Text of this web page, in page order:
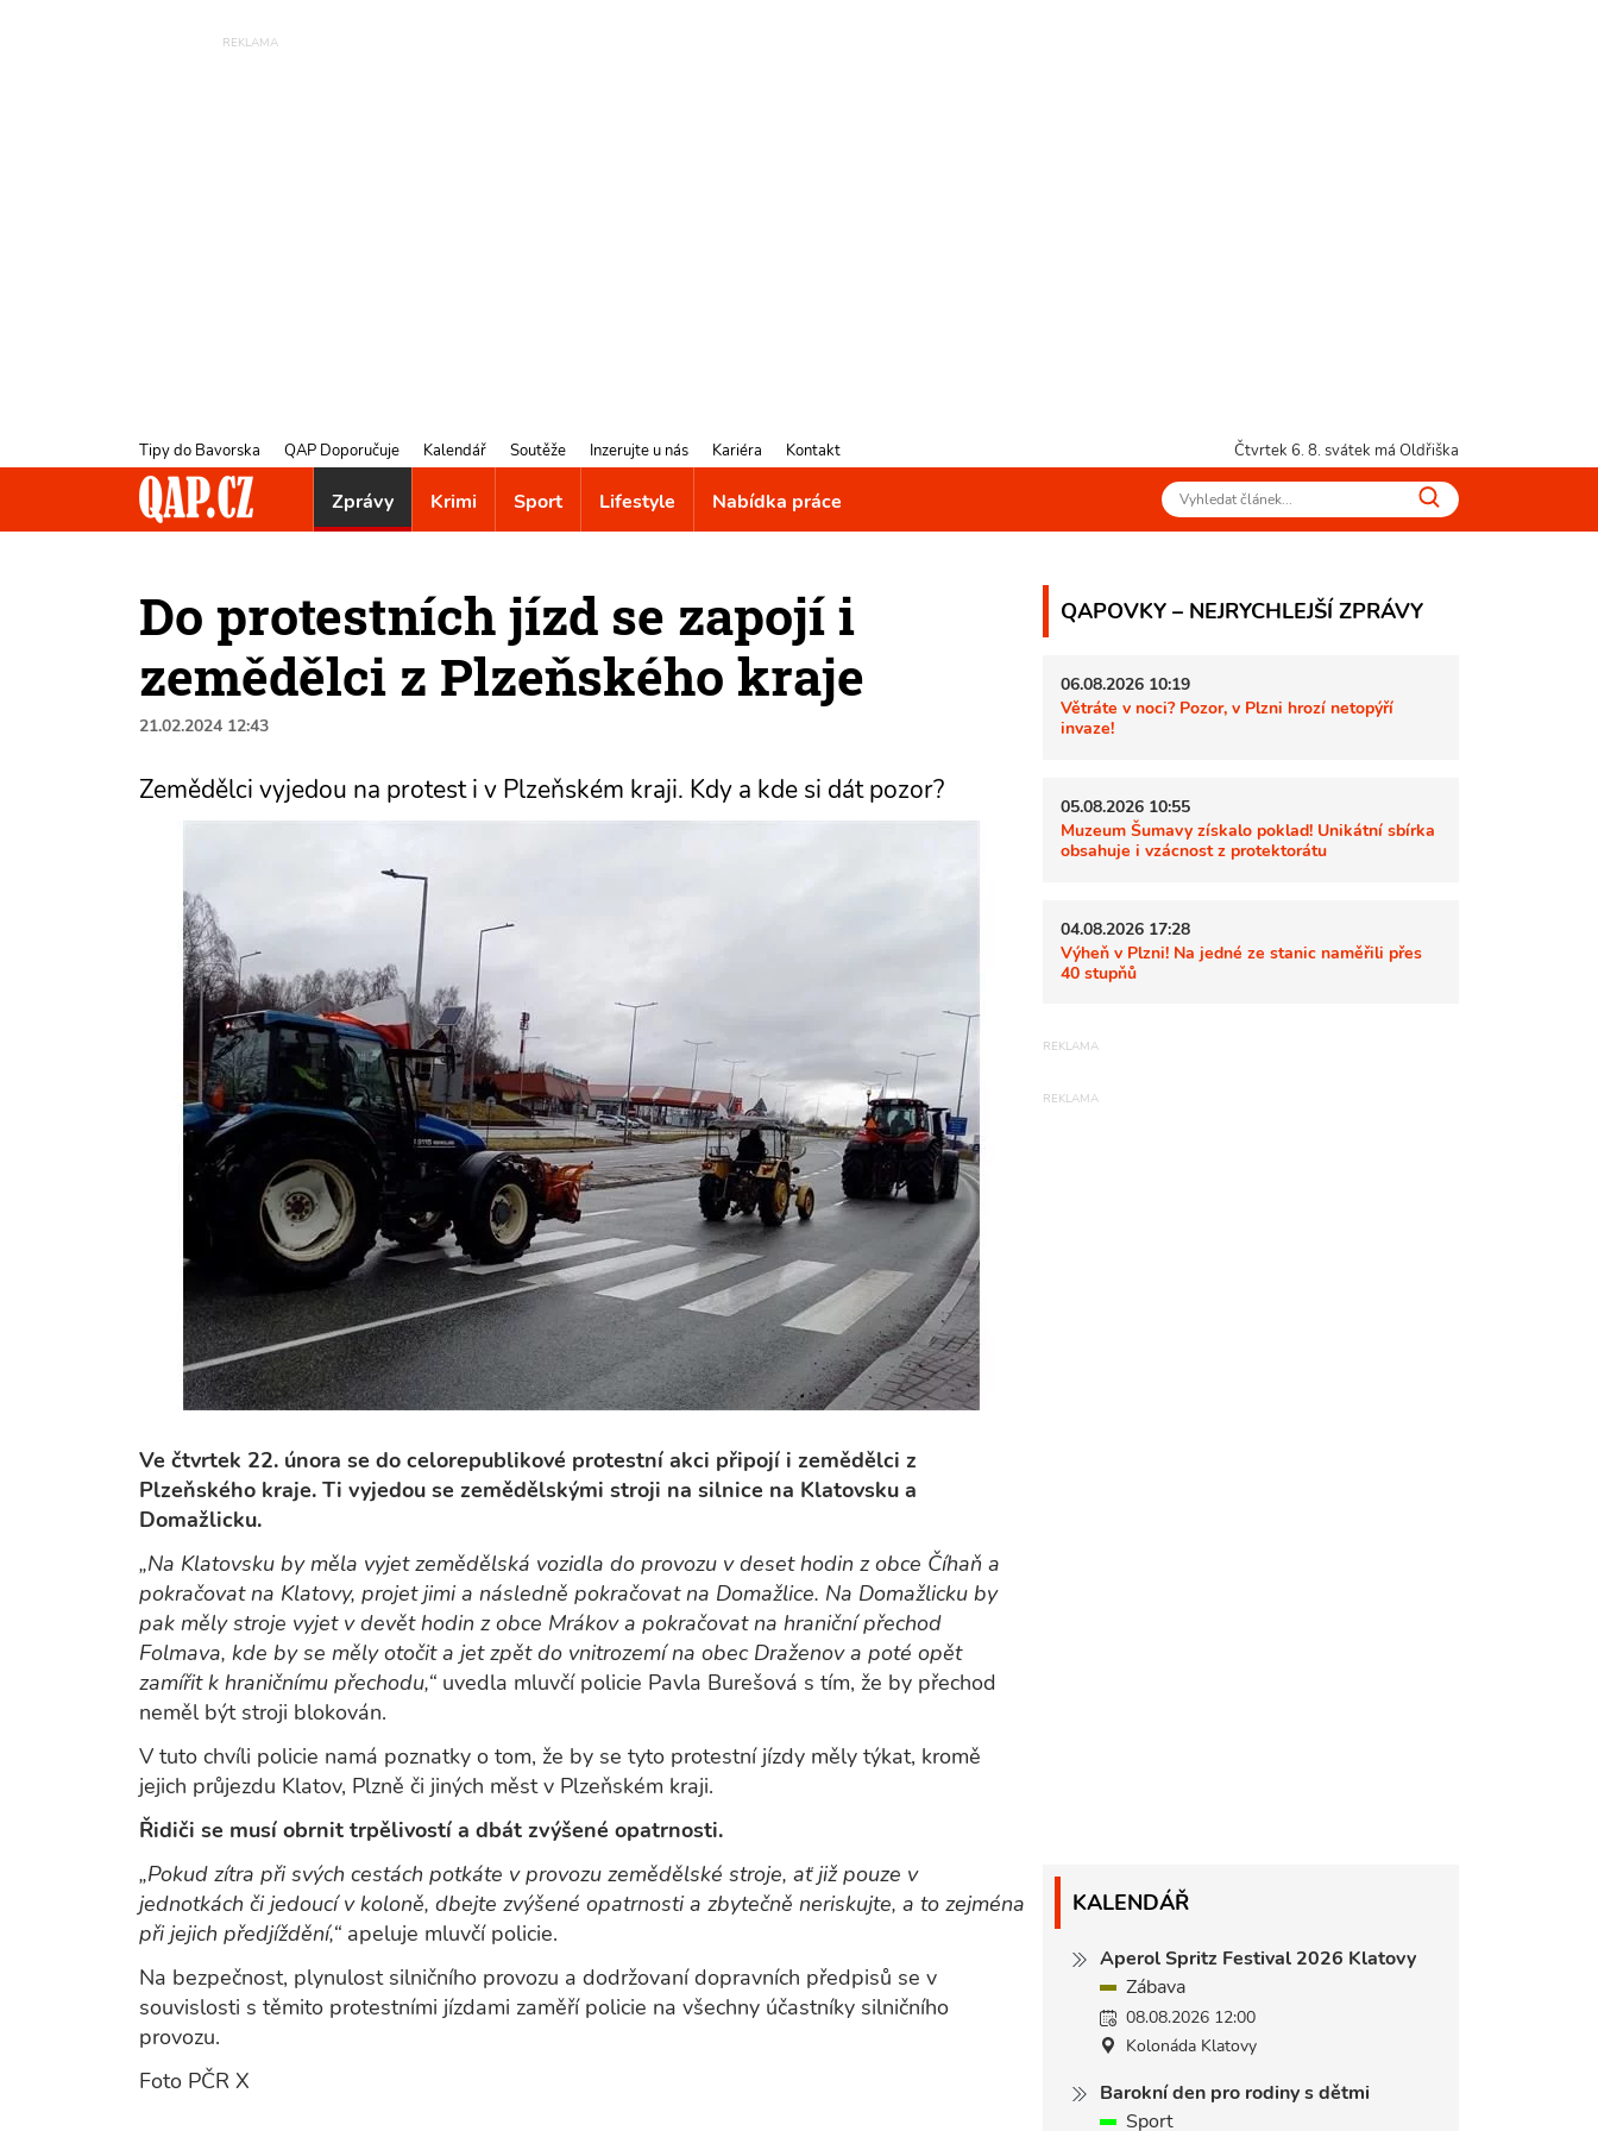
Tipy do Bavorska QAP Doporučuje Kalendář Soutěže Inzerujte u nás Kariéra Kontakt Čtvrtek 6. 8. svátek má Oldřiška
Zprávy Krimi Sport Lifestyle Nabídka práce
Do protestních jízd se zapojí i
zemědělci z Plzeňského kraje
21.02.2024 12:43
Zemědělci vyjedou na protest i v Plzeňském kraji. Kdy a kde si dát pozor?
Ve čtvrtek 22. února se do celorepublikové protestní akci připojí i zemědělci z
Plzeňského kraje. Ti vyjedou se zemědělskými stroji na silnice na Klatovsku a
Domažlicku.
„Na Klatovsku by měla vyjet zemědělská vozidla do provozu v deset hodin z obce Číhaň a
pokračovat na Klatovy, projet jimi a následně pokračovat na Domažlice. Na Domažlicku by
pak měly stroje vyjet v devět hodin z obce Mrákov a pokračovat na hraniční přechod
Folmava, kde by se měly otočit a jet zpět do vnitrozemí na obec Draženov a poté opět
zamířit k hraničnímu přechodu,“ uvedla mluvčí policie Pavla Burešová s tím, že by přechod
neměl být stroji blokován.
V tuto chvíli policie namá poznatky o tom, že by se tyto protestní jízdy měly týkat, kromě
jejich průjezdu Klatov, Plzně či jiných měst v Plzeňském kraji.
Řidiči se musí obrnit trpělivostí a dbát zvýšené opatrnosti.
„Pokud zítra při svých cestách potkáte v provozu zemědělské stroje, ať již pouze v
jednotkách či jedoucí v koloně, dbejte zvýšené opatrnosti a zbytečně neriskujte, a to zejména
při jejich předjíždění,“ apeluje mluvčí policie.
Na bezpečnost, plynulost silničního provozu a dodržovaní dopravních předpisů se v
souvislosti s těmito protestními jízdami zaměří policie na všechny účastníky silničního
provozu.
Foto PČR X
QAPOVKY – NEJRYCHLEJŠÍ ZPRÁVY
06.08.2026 10:19
Větráte v noci? Pozor, v Plzni hrozí netopýří
invaze!
05.08.2026 10:55
Muzeum Šumavy získalo poklad! Unikátní sbírka
obsahuje i vzácnost z protektorátu
04.08.2026 17:28
Výheň v Plzni! Na jedné ze stanic naměřili přes
40 stupňů
KALENDÁŘ
Aperol Spritz Festival 2026 Klatovy
Zábava
08.08.2026 12:00
Kolonáda Klatovy
Barokní den pro rodiny s dětmi
Sport